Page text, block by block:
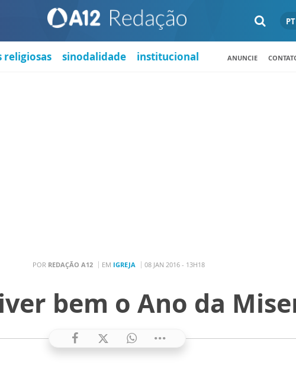
PT
religiosas sinodalidade institucional ANUNCIE
POR REDAÇÃO A12 EM IGREJA 08 JAN 2016 - 13H18
bem o Ano da